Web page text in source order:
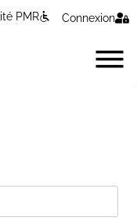
PMR Connexion